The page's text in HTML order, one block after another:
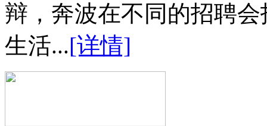
辩，奔波在不同的招聘
生活...[详情]